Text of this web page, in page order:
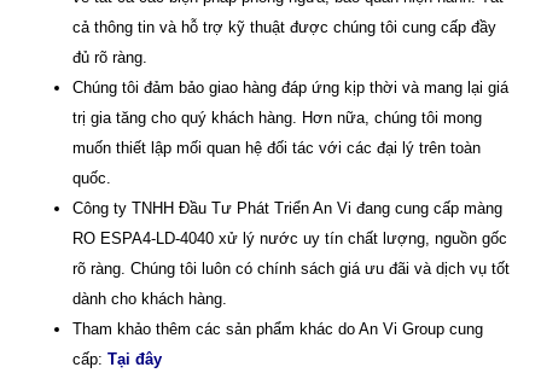
cả thông tin và hỗ trợ kỹ thuật được chúng tôi cung cấp đầy
đủ rõ ràng.
Chúng tôi đảm bảo giao hàng đáp ứng kịp thời và mang lại giá
trị gia tăng cho quý khách hàng. Hơn nữa, chúng tôi mong
muốn thiết lập mối quan hệ đối tác với các đại lý trên toàn
quốc.
Công ty TNHH Đầu Tư Phát Triển An Vi đang cung cấp màng
RO ESPA4-LD-4040 xử lý nước uy tín chất lượng, nguồn gốc
rõ ràng. Chúng tôi luôn có chính sách giá ưu đãi và dịch vụ tốt
dành cho khách hàng.
Tham khảo thêm các sản phẩm khác do An Vi Group cung
cấp: Tại đây